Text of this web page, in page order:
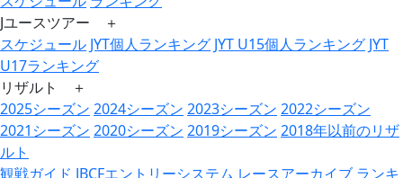
Jユースツアー ＋
スケジュール JYT個人ランキング JYT U15個人ランキング JYT
U17ランキング
リザルト ＋
2025シーズン 2024シーズン 2023シーズン 2022シーズン
2021シーズン 2020シーズン 2019シーズン 2018年以前のリザ
ルト
観戦ガイド JBCFエントリーシステム レースアーカイブ ランキ